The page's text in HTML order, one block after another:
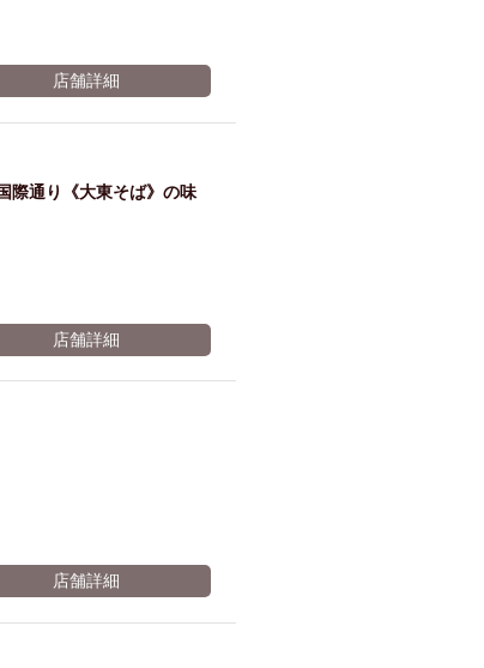
ジンギスカン
造形集団
店舗詳細
通り《大東そば》の味
店舗詳細
店舗詳細